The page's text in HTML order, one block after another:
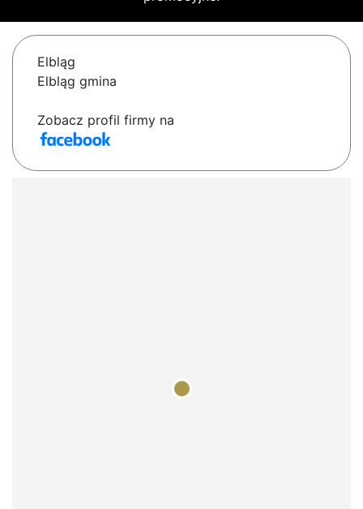
Elbląg
Elbląg gmina
Zobacz profil firmy na